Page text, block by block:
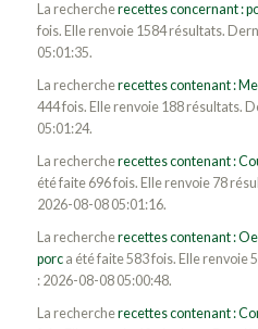
La rechercherecettes concernant :
fois. Elle renvoie 1584 résultats.
05:01:35.
La rechercherecettes contenant :
444 fois. Elle renvoie 188 résultats.
05:01:24.
La rechercherecettes contenant :
été faite 696 fois. Elle renvoie 78
2026-08-08 05:01:16.
La rechercherecettes contenant :
porca été faite 583 fois. Elle renvoie
: 2026-08-08 05:00:48.
La rechercherecettes contenant :